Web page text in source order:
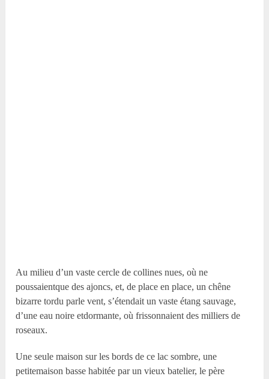
Au milieu d’un vaste cercle de collines nues, où ne
poussaientque des ajoncs, et, de place en place, un chêne
bizarre tordu parle vent, s’étendait un vaste étang sauvage,
d’une eau noire etdormante, où frissonnaient des milliers de
roseaux.
Une seule maison sur les bords de ce lac sombre, une
petitemaison basse habitée par un vieux batelier, le père